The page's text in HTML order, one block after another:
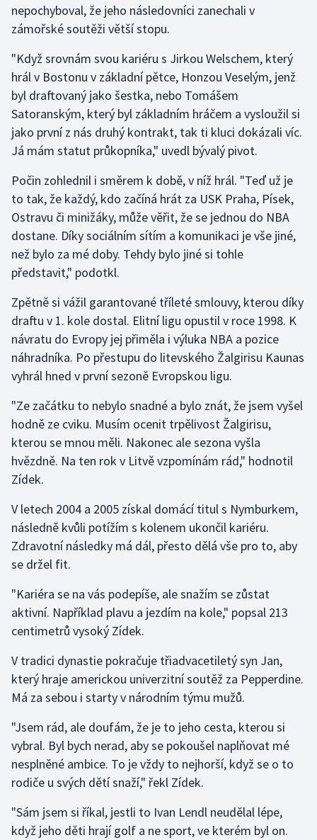
nepochyboval, že jeho následovníci zanechali v
zámořské soutěži větší stopu.
"Když srovnám svou kariéru s Jirkou Welschem, který
hrál v Bostonu v základní pětce, Honzou Veselým, jenž
byl draftovaný jako šestka, nebo Tomášem
Satoranským, který byl základním hráčem a vysloužil si
jako první z nás druhý kontrakt, tak ti kluci dokázali víc.
Já mám statut průkopníka," uvedl bývalý pivot.
Počin zohlednil i směrem k době, v níž hrál. "Teď už je
to tak, že každý, kdo začíná hrát za USK Praha, Písek,
Ostravu či minižáky, může věřit, že se jednou do NBA
dostane. Díky sociálním sítím a komunikaci je vše jiné,
než bylo za mé doby. Tehdy bylo jiné si tohle
představit," podotkl.
Zpětně si vážil garantované tříleté smlouvy, kterou díky
draftu v 1. kole dostal. Elitní ligu opustil v roce 1998. K
návratu do Evropy jej přiměla i výluka NBA a pozice
náhradníka. Po přestupu do litevského Žalgirisu Kaunas
vyhrál hned v první sezoně Evropskou ligu.
"Ze začátku to nebylo snadné a bylo znát, že jsem vyšel
hodně ze cviku. Musím ocenit trpělivost Žalgirisu,
kterou se mnou měli. Nakonec ale sezona vyšla
hvězdně. Na ten rok v Litvě vzpomínám rád," hodnotil
Zídek.
V letech 2004 a 2005 získal domácí titul s Nymburkem,
následně kvůli potížím s kolenem ukončil kariéru.
Zdravotní následky má dál, přesto dělá vše pro to, aby
se držel fit.
"Kariéra se na vás podepíše, ale snažím se zůstat
aktivní. Například plavu a jezdím na kole," popsal 213
centimetrů vysoký Zídek.
V tradici dynastie pokračuje třiadvacetiletý syn Jan,
který hraje americkou univerzitní soutěž za Pepperdine.
Má za sebou i starty v národním týmu mužů.
"Jsem rád, ale doufám, že je to jeho cesta, kterou si
vybral. Byl bych nerad, aby se pokoušel naplňovat mé
nesplněné ambice. To je vždy to nejhorší, když se o to
rodiče u svých dětí snaží," řekl Zídek.
"Sám jsem si říkal, jestli to Ivan Lendl neudělal lépe,
když jeho děti hrají golf a ne sport, ve kterém byl on.